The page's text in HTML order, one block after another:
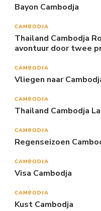
Bayon Cambodja
CAMBODJA
Thailand Cambodja
avontuur door twee
CAMBODJA
Vliegen naar
CAMBODJA
Thailand Cambodja
CAMBODJA
Regenseizoen
CAMBODJA
Visa Cambodja
CAMBODJA
Kust Cambodja